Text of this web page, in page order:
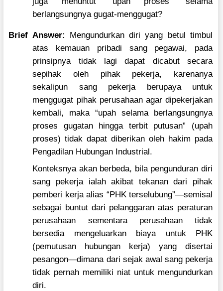
berlangsungnya gugat-menggugat?
Brief Answer: Mengundurkan diri yang betul timbul
atas kemauan pribadi sang pegawai, pada
prinsipnya tidak lagi dapat dicabut secara
sepihak oleh pihak pekerja, karenanya
sekalipun sang pekerja berupaya untuk
menggugat pihak perusahaan agar dipekerjakan
kembali, maka “upah selama berlangsungnya
proses gugatan hingga terbit putusan” (upah
proses) tidak dapat diberikan oleh hakim pada
Pengadilan Hubungan Industrial.
Konteksnya akan berbeda, bila pengunduran diri
sang pekerja ialah akibat tekanan dari pihak
pemberi kerja alias “PHK terselubung”—semisal
sebagai buntut dari pelanggaran atas peraturan
perusahaan sementara perusahaan tidak
bersedia mengeluarkan biaya untuk PHK
(pemutusan hubungan kerja) yang disertai
pesangon—dimana dari sejak awal sang pekerja
tidak pernah memiliki niat untuk mengundurkan
diri.